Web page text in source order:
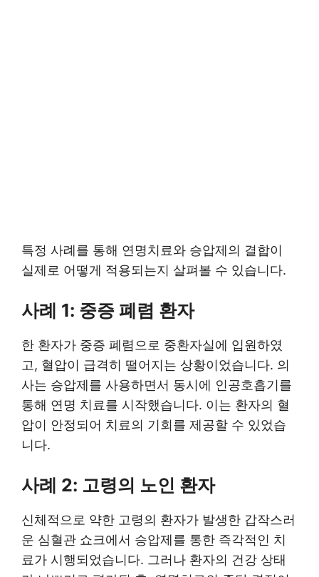
특정 사례를 통해 연명치료와 승압제의 결합이
실제로 어떻게 적용되는지 살펴볼 수 있습니다.
사례 1: 중증 폐렴 환자
한 환자가 중증 폐렴으로 중환자실에 입원하였
고, 혈압이 급격히 떨어지는 상황이었습니다. 의
사는 승압제를 사용하면서 동시에 인공호흡기를
통해 연명 치료를 시작했습니다. 이는 환자의 혈
압이 안정되어 치료의 기회를 제공할 수 있었습
니다.
사례 2: 고령의 노인 환자
신체적으로 약한 고령의 환자가 발생한 갑작스러
운 심혈관 쇼크에서 승압제를 통한 즉각적인 치
료가 시행되었습니다. 그러나 환자의 건강 상태